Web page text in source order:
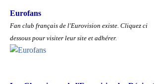
Eurofans
Fan club français de l'Eurovision existe. Cliquez ci
dessous pour visiter leur site et adhérer.